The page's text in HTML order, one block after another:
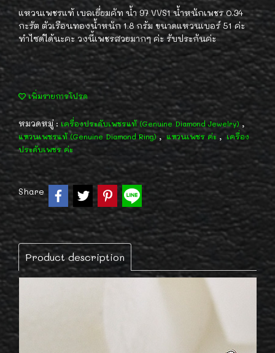
แหวนเพชรแท้ เบลเยี่ยมคัท น้ำ 97 VVS1 น้ำหนักเพชร 0.34
กะรัต ตัวเรือนทองน้ำหนัก 1.8 กร้ม ขนาดแหวนเบอร์ 51 ค่ะ
ทำไซด์ได้นะคะ วงนี้เพชรสวยมากๆ ค่ะ รับประกันค่ะ
เพิ่มรายการโปรด
หมวดหมู่ : เครื่องประดับเพชรแท้ (Genuine Diamond Jewelry) ,
แหวนเพชรแท้ (Genuine Diamond Ring) , แหวนเพชร ค่ะ , เครื่อง
ประดับเพชร ค่ะ
Share
Product description